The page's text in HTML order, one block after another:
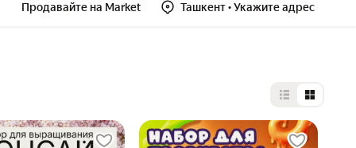
Продавайте на Market Ташкент• Укажите адрес
Выбор типа